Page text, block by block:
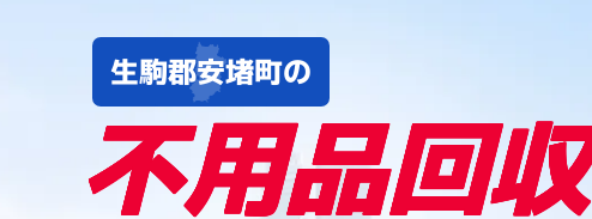
生駒郡安堵町の
不用品回収